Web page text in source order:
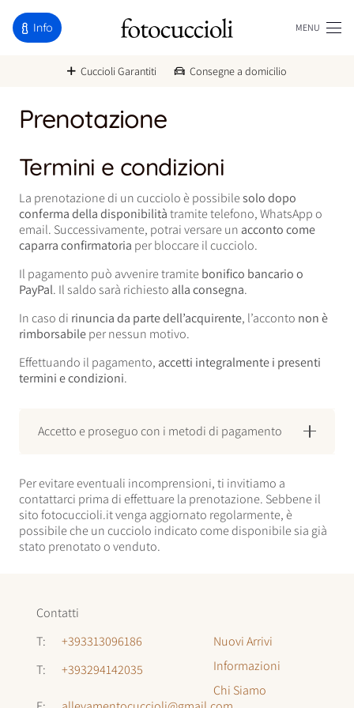
Info MENU
Cuccioli Garantiti Consegne a domicilio
Prenotazione
Termini e condizioni
La prenotazione di un cucciolo è possibilesolo dopo
conferma della disponibilitàtramite telefono, WhatsApp o
email. Successivamente, potrai versare un acconto come
caparra confirmatoria per bloccare il cucciolo.
Il pagamento può avvenire tramitebonifico bancario o
PayPal. Il saldo sarà richiesto alla consegna.
In caso di rinuncia da parte dell’acquirente, l’acconto non è
rimborsabileper nessun motivo.
Effettuando il pagamento, accetti integralmente i presenti
termini e condizioni.
Accetto e proseguo con i metodi di pagamento
Per evitare eventuali incomprensioni, ti invitiamo a
contattarci prima di effettuare la prenotazione. Sebbene il
sito fotocuccioli.it venga aggiornato regolarmente, è
possibile che un cucciolo indicato come disponibile sia già
stato prenotato o venduto.
Contatti
T:
+393313096186
T:
+393294142035
Nuovi Arrivi
Informazioni
Chi Siamo